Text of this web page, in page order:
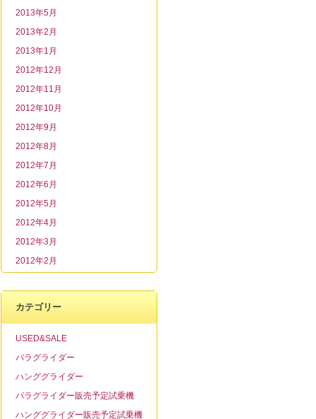
2013年5月
2013年2月
2013年1月
2012年12月
2012年11月
2012年10月
2012年9月
2012年8月
2012年7月
2012年6月
2012年5月
2012年4月
2012年3月
2012年2月
カテゴリー
USED&SALE
パラグライダー
ハンググライダー
パラグライダー販売予定試乗機
ハンググライダー販売予定試乗機